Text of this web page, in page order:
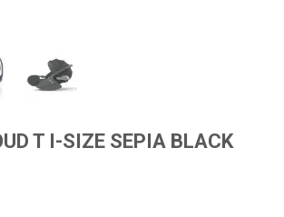
T I-SIZE SEPIA BLACK